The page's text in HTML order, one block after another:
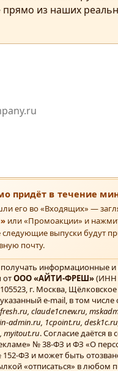
из наших
придёт в течение
его во «Входящих» —
или «Промоакции» и
следующие выпуски будут
почту.
получать информационные
отООО «АЙТИ-ФРЕШ»(ИНН
г. Москва,
e-mail, в том
claude1cnew.ru,
admin.ru, 1cpoint.ru,
myitout.ru. Согласие даётся в
№ 38-ФЗ и ФЗ «О
ФЗ и может быть
«отписаться» в любом